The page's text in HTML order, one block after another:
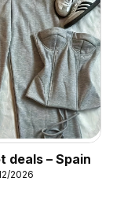
deals – Spain
2026